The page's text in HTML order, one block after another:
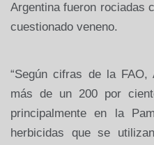
Argentina fueron rociadas
cuestionado veneno.
“Según cifras de la FAO,
más de un 200 por
principalmente en la
herbicidas que se utilizan